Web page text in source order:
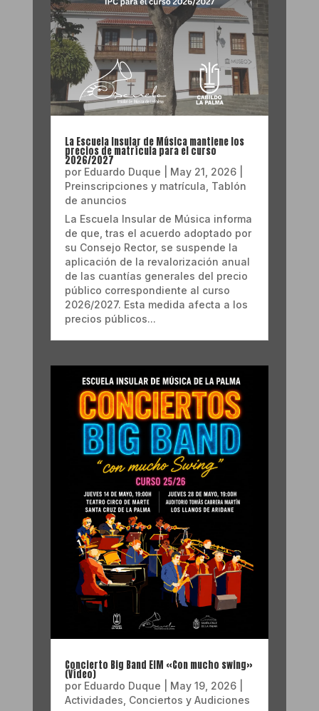
La Escuela Insular de Música mantiene los
precios de matrícula para el curso
2026/2027
por Eduardo Duque May 21, 2026|
Preinscripciones y matrícula Tablón
de anuncios
La Escuela Insular de Música informa
de que, tras el acuerdo adoptado por
su Consejo Rector, se suspende la
aplicación de la revalorización anual
de las cuantías generales del precio
público correspondiente al curso
2026/2027. Esta medida afecta a los
precios públicos...
Concierto Big Band EIM «Con mucho swing»
(Vídeo)
por Eduardo Duque May 19, 2026|
Actividades Conciertos y Audiciones